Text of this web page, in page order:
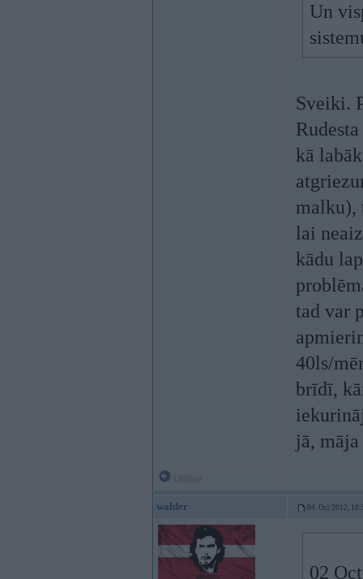
Un
Sveiki.
kā
malku),
lai
kādu
tad var
40ls/
brīdī,
jā,
walder 04. Oct 2012,
02